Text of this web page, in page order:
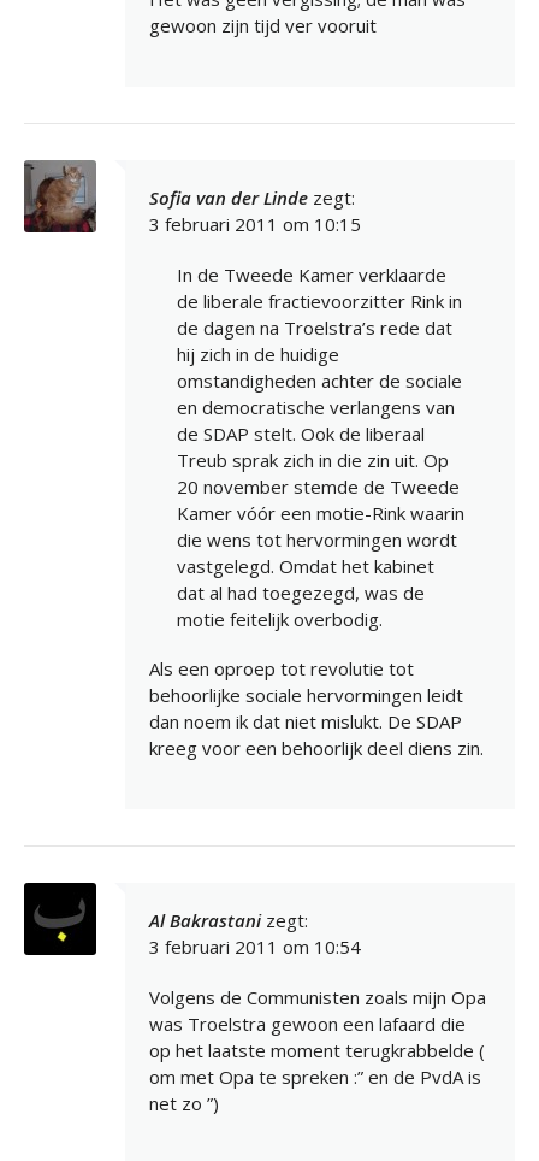
gewoon zijn tijd ver vooruit
Sofia van der Linde zegt:
3 februari 2011 om 10:15
In de Tweede Kamer verklaarde
de liberale fractievoorzitter Rink in
de dagen na Troelstra’s rede dat
hij zich in de huidige
omstandigheden achter de sociale
en democratische verlangens van
de SDAP stelt. Ook de liberaal
Treub sprak zich in die zin uit. Op
20 november stemde de Tweede
Kamer vóór een motie-Rink waarin
die wens tot hervormingen wordt
vastgelegd. Omdat het kabinet
dat al had toegezegd, was de
motie feitelijk overbodig.
Als een oproep tot revolutie tot
behoorlijke sociale hervormingen leidt
dan noem ik dat niet mislukt. De SDAP
kreeg voor een behoorlijk deel diens zin.
Al Bakrastani zegt:
3 februari 2011 om 10:54
Volgens de Communisten zoals mijn Opa
was Troelstra gewoon een lafaard die
op het laatste moment terugkrabbelde (
om met Opa te spreken :” en de PvdA is
net zo ”)